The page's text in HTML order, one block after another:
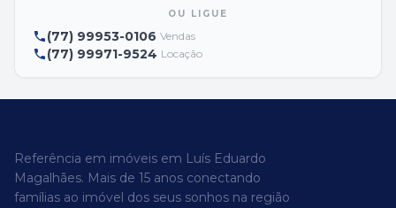
OU LIGUE
(77) 99953-0106 Vendas
(77) 99971-9524 Locação
Referência em imóveis em Luís Eduardo
Magalhães. Mais de 15 anos conectando
famílias ao imóvel dos seus sonhos na região